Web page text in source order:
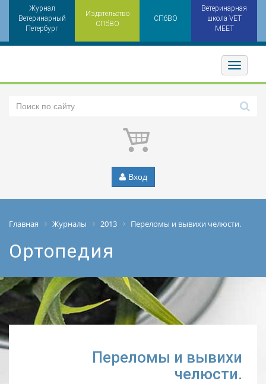
Журнал
Ветеринарный
Петербург
Издательство
СПбВО
СПбВО
Ветеринарная
школа VET
MEET
Toggler
Вход
Главная Журналы 2013 Переломы и вывихи челюсти.
Ортопедия
Переломы и вывихи
челюсти.